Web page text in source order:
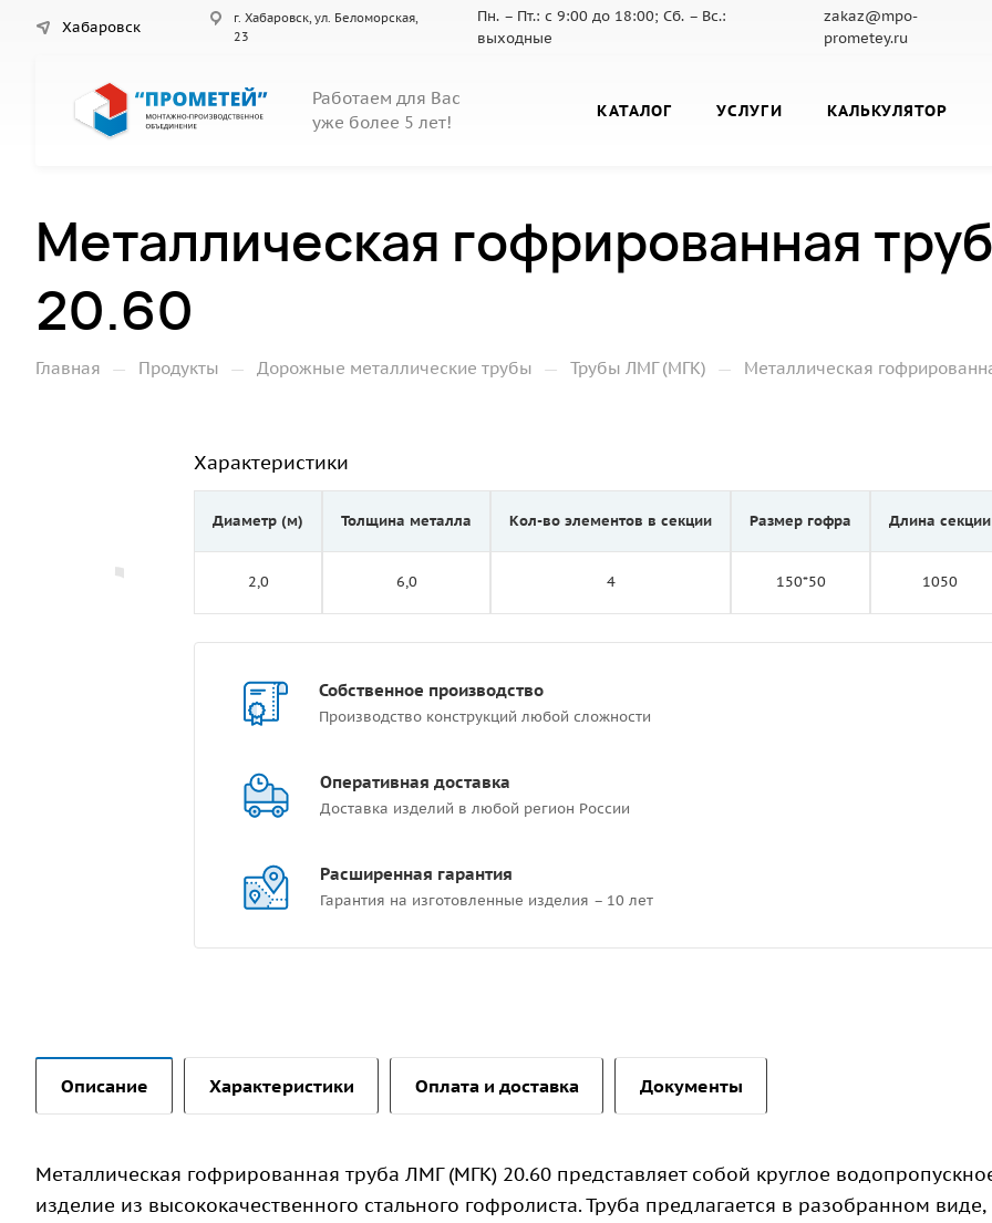
Хабаровск
г. Хабаровск, ул. Беломорская,
23
Пн. – Пт.: с 9:00 до 18:00; Сб. – Вс.:
выходные
zakaz@mpo-
prometey.ru
Работаем для Вас
уже более 5 лет!
КАТАЛОГ УСЛУГИ КАЛЬКУЛЯТОР
Металлическая гофрированная
20.60
Главная — Продукты — Дорожные металлические трубы — Трубы ЛМГ (МГК) — Металлическая
Характеристики
Диаметр (м)
2,0
Толщина металла
6,0
Кол-во элементов в секции
4
Размер гофра
150*50
Длина секции
1050
Собственное производство
Производство конструкций любой сложности
Оперативная доставка
Доставка изделий в любой регион России
Расширенная гарантия
Гарантия на изготовленные изделия – 10 лет
Описание Характеристики Оплата и доставка Документы
Металлическая гофрированная труба ЛМГ (МГК) 20.60 представляет собой круглое
изделие из высококачественного стального гофролиста. Труба предлагается в разобранном виде,